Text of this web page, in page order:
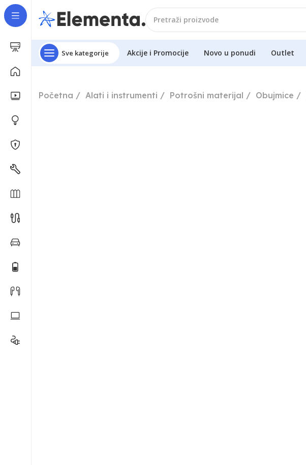
Sve kategorije Akcije i Promocije Novo u ponudi Outlet
Početna Alati i instrumenti Potrošni materijal Obujmice